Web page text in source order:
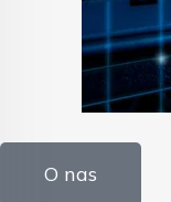
O nas